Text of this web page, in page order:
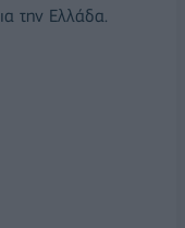
την Ελλάδα.